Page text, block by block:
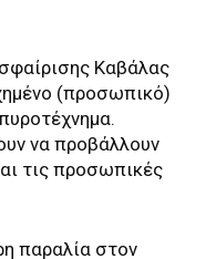
Καβάλας
(προσωπικό)
να προβάλλουν
τις προσωπικές
παραλία στον